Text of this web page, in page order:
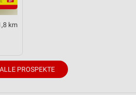
km
ALLE PROSPEKTE